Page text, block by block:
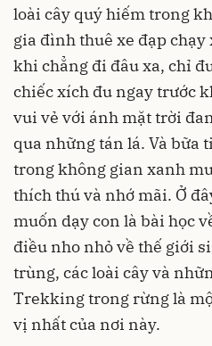
loài cây quý hiếm trong
gia đình thuê xe đạp
khi chẳng đi đâu xa, chỉ
chiếc xích đu ngay trước
vui vẻ với ánh mặt trời
qua những tán lá. Và bữa
trong không gian xanh
thích thú và nhớ mãi. Ở
muốn dạy con là bài học
điều nho nhỏ về thế giới
trùng, các loài cây và
Trekking trong rừng là
vị nhất của nơi này.